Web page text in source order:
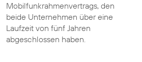
Mobilfunkrahmenvertrags, den
beide Unternehmen über eine
Laufzeit von fünf Jahren
abgeschlossen haben.